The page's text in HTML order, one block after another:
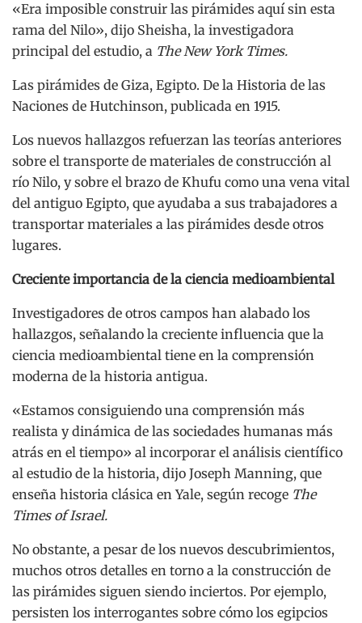
«Era imposible construir las pirámides aquí sin esta
rama del Nilo», dijo Sheisha, la investigadora
principal del estudio, a The New York Times.
Las pirámides de Giza, Egipto. De la Historia de las
Naciones de Hutchinson, publicada en 1915.
Los nuevos hallazgos refuerzan las teorías anteriores
sobre el transporte de materiales de construcción al
río Nilo, y sobre el brazo de Khufu como una vena vital
del antiguo Egipto, que ayudaba a sus trabajadores a
transportar materiales a las pirámides desde otros
lugares.
Creciente importancia de la ciencia medioambiental
Investigadores de otros campos han alabado los
hallazgos, señalando la creciente influencia que la
ciencia medioambiental tiene en la comprensión
moderna de la historia antigua.
«Estamos consiguiendo una comprensión más
realista y dinámica de las sociedades humanas más
atrás en el tiempo» al incorporar el análisis científico
al estudio de la historia, dijo Joseph Manning, que
enseña historia clásica en Yale, según recoge The
Times of Israel.
No obstante, a pesar de los nuevos descubrimientos,
muchos otros detalles en torno a la construcción de
las pirámides siguen siendo inciertos. Por ejemplo,
persisten los interrogantes sobre cómo los egipcios